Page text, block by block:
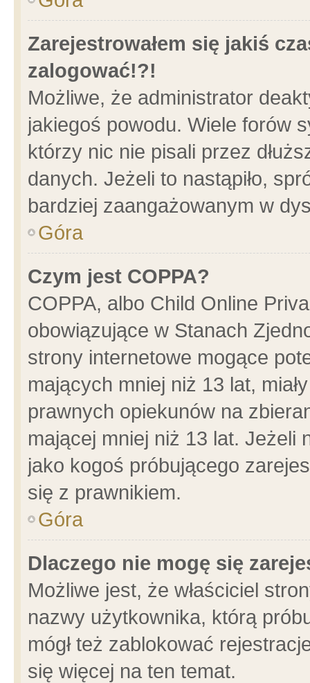
Zarejestrowałem się jakiś
zalogować!?!
Możliwe, że administrator
jakiegoś powodu. Wiele forów
którzy nic nie pisali przez
danych. Jeżeli to nastąpiło,
bardziej zaangażowanym w
Góra
Czym jest COPPA?
COPPA, albo Child Online
obowiązujące w Stanach
strony internetowe mogące
mających mniej niż 13 lat,
prawnych opiekunów na
mającej mniej niż 13 lat. Jeżeli
jako kogoś próbującego
się z prawnikiem.
Góra
Dlaczego nie mogę się
Możliwe jest, że właściciel
nazwy użytkownika, którą
mógł też zablokować
się więcej na ten temat.